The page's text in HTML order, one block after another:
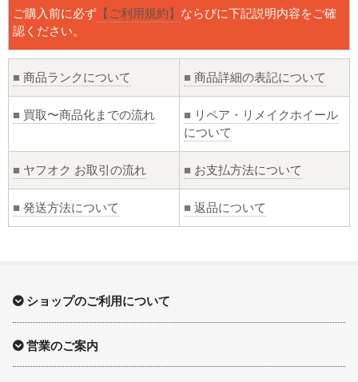
ご購入前に必ず 【ご利用規約】 ならびに下記説明内容をご確
認ください。
■ 商品ランクについて ■ 商品詳細の表記について
■ 買取〜商品化までの流れ ■ リペア・リメイクホイール
について
■ ヤフオク お取引の流れ ■ お支払方法について
■ 発送方法について ■ 返品について
ショップのご利用について
営業のご案内